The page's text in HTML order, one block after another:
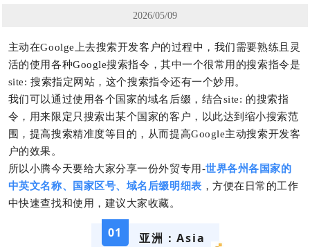
2026/05/09
主动在Goolge上去搜索开发客户的过程中，我们需要熟练且灵
活的使用各种Google搜索指令，其中一个很常用的搜索指令是
site: 搜索指定网站，这个搜索指令还有一个妙用。
我们可以通过使用各个国家的域名后缀，结合site: 的搜索指
令，用来限定只搜索出某个国家的客户，以此达到缩小搜索范
围，提高搜索精准度等目的，从而提高Google主动搜索开发客
户的效果。
所以小腾今天要给大家分享一份外贸专用-世界各州各国家的
中英文名称、国家区号、域名后缀明细表 ，方便在日常的工作
中快速查找和使用，建议大家收藏。
01 亚洲：Asia